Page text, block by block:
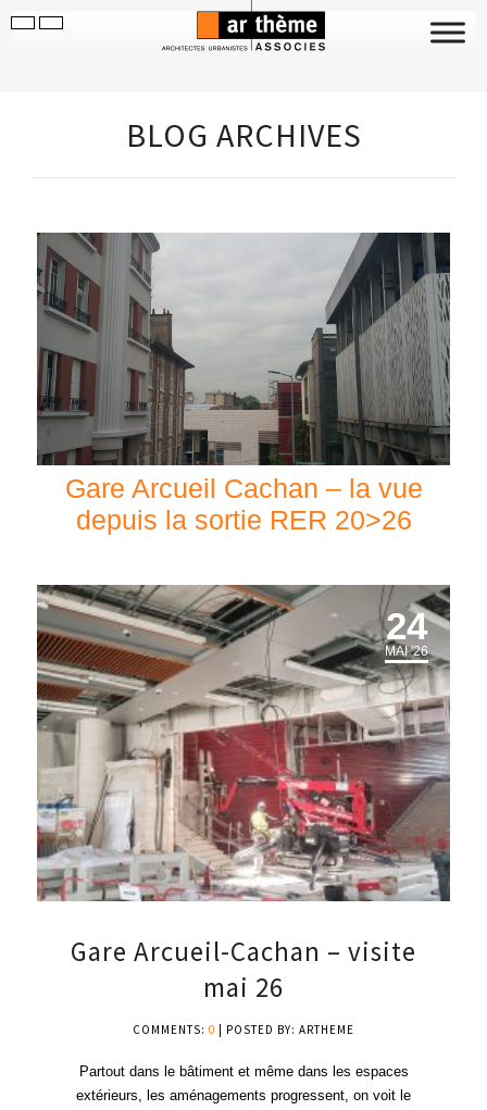
BLOG ARCHIVES
Gare Arcueil Cachan – la vue
depuis la sortie RER 20>26
24
MAI '26
Gare Arcueil-Cachan – visite
mai 26
COMMENTS: 0 | POSTED BY: ARTHEME
Partout dans le bâtiment et même dans les espaces
extérieurs, les aménagements progressent, on voit le